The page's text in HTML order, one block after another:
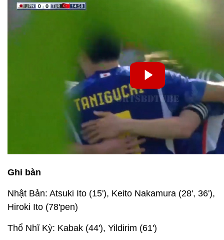
Ghi bàn
Nhật Bản: Atsuki Ito (15'), Keito Nakamura (28', 36'),
Hiroki Ito (78'pen)
Thổ Nhĩ Kỳ: Kabak (44'), Yildirim (61')